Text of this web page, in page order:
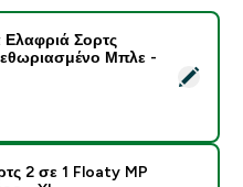
Γυναικεία Ελαφριά Σορτς
Ελαφριά Σορτς
Μπλε -
2 σε 1 Floaty MP